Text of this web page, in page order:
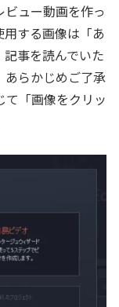
ュー動画を作っ
する画像は「あ
事を読んでいた
あらかじめご了承
て「画像をクリッ